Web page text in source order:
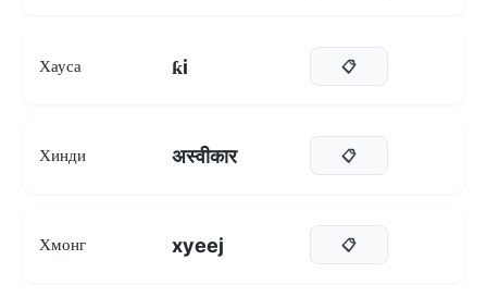
Хауса ƙi 📋
Хинди अस्वीकार 📋
Хмонг xyeej 📋